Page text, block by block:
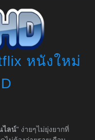
หนังใหม่
ไลน์" ง่ายๆไม่ยุ่งยากที่